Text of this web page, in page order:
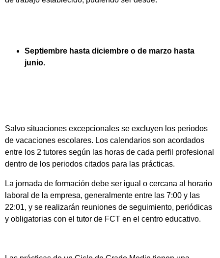
Septiembre hasta diciembre o de marzo hasta
junio.
Salvo situaciones excepcionales se excluyen los periodos
de vacaciones escolares. Los calendarios son acordados
entre los 2 tutores según las horas de cada perfil profesional
dentro de los periodos citados para las prácticas.
La jornada de formación debe ser igual o cercana al horario
laboral de la empresa, generalmente entre las 7:00 y las
22:01, y se realizarán reuniones de seguimiento, periódicas
y obligatorias con el tutor de FCT en el centro educativo.